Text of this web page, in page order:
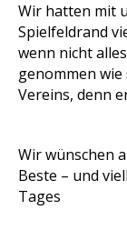
Wir hatten mit
Spielfeldrand
wenn nicht
genommen wie
Vereins, denn
Wir wünschen
Beste – und
Tages